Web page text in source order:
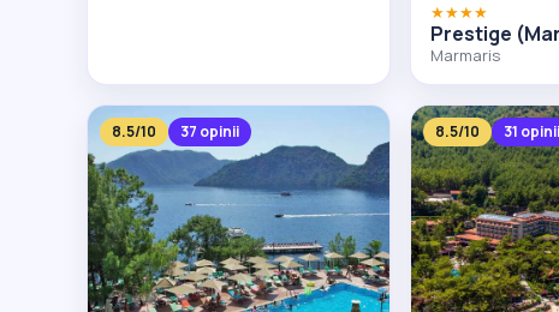
★★★★
Prestige
Marmaris
8.5/10 37 opinii 8.5/10 31 opinii